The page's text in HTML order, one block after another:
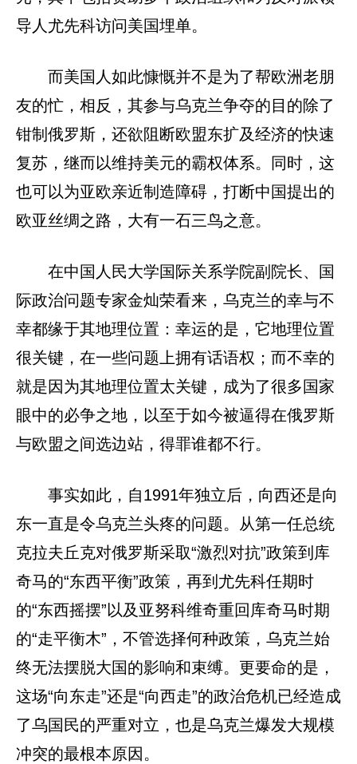
导人尤先科访问美国埋单。
而美国人如此慷慨并不是为了帮欧洲老朋
友的忙，相反，其参与乌克兰争夺的目的除了
钳制俄罗斯，还欲阻断欧盟东扩及经济的快速
复苏，继而以维持美元的霸权体系。同时，这
也可以为亚欧亲近制造障碍，打断中国提出的
欧亚丝绸之路，大有一石三鸟之意。
在中国人民大学国际关系学院副院长、国
际政治问题专家金灿荣看来，乌克兰的幸与不
幸都缘于其地理位置：幸运的是，它地理位置
很关键，在一些问题上拥有话语权；而不幸的
就是因为其地理位置太关键，成为了很多国家
眼中的必争之地，以至于如今被逼得在俄罗斯
与欧盟之间选边站，得罪谁都不行。
事实如此，自1991年独立后，向西还是向
东一直是令乌克兰头疼的问题。从第一任总统
克拉夫丘克对俄罗斯采取“激烈对抗”政策到库
奇马的“东西平衡”政策，再到尤先科任期时
的“东西摇摆”以及亚努科维奇重回库奇马时期
的“走平衡木”，不管选择何种政策，乌克兰始
终无法摆脱大国的影响和束缚。更要命的是，
这场“向东走”还是“向西走”的政治危机已经造成
了乌国民的严重对立，也是乌克兰爆发大规模
冲突的最根本原因。